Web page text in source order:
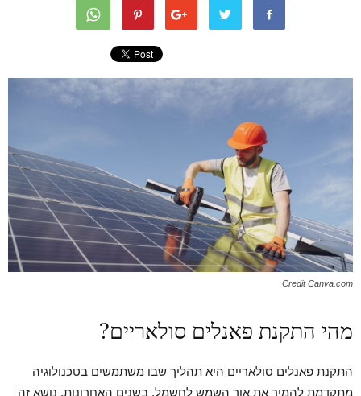
Credit Canva.com
מהי התקנת פאנלים סולאריים?
התקנת פאנלים סולאריים היא תהליך שבו משתמשים בטכנולוגיה
מתקדמת להמיר את אור השמש לחשמל. בשנים האחרונות, נושא זה